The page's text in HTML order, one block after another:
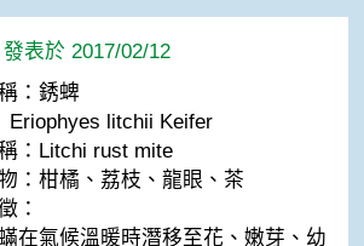
表於 2017/02/12
：銹蜱
Eriophyes litchii Keifer
：Litchi rust mite
：柑橘、荔枝、龍眼、茶
：
在氣候溫暖時潛移至花、嫩芽、幼